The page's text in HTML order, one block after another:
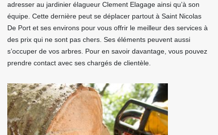
adresser au jardinier élagueur Clement Elagage ainsi qu’à son
équipe. Cette dernière peut se déplacer partout à Saint Nicolas
De Port et ses environs pour vous offrir le meilleur des services à
des prix qui ne sont pas chers. Ses éléments peuvent aussi
s’occuper de vos arbres. Pour en savoir davantage, vous pouvez
prendre contact avec ses chargés de clientèle.